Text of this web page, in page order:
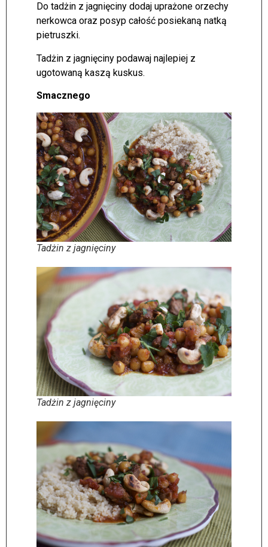
Do tadżin z jagnięciny dodaj uprażone orzechy
nerkowca oraz posyp całość posiekaną natką
pietruszki.
Tadżin z jagnięciny podawaj najlepiej z
ugotowaną kaszą kuskus.
Smacznego
Tadżin z jagnięciny
Tadżin z jagnięciny